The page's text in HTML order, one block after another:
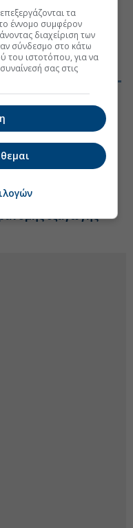
υποτροπής.
σε μεταβιβάσεις
για αγροτικές
«άστεγη»
εξαγωγής
τα
έννομο συμφέρον
διαχείριση των
σύνδεσμο στο κάτω
του ιστοτόπου, για να
σας στις